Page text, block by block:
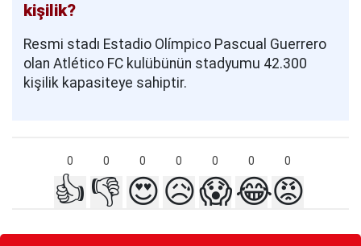
kişilik?
Resmi stadı Estadio Olímpico Pascual Guerrero
olan Atlético FC kulübünün stadyumu 42.300
kişilik kapasiteye sahiptir.
0 0 0 0 0 0 0
👍 👎 😍😥😱😂😡